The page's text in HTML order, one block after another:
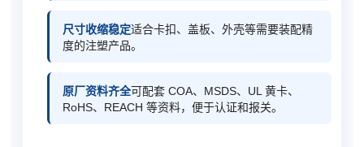
尺寸收缩稳定适合卡扣、盖板、外壳等需要装配精
度的注塑产品。
原厂资料齐全可配套 COA、MSDS、UL 黄卡、
RoHS、REACH 等资料，便于认证和报关。